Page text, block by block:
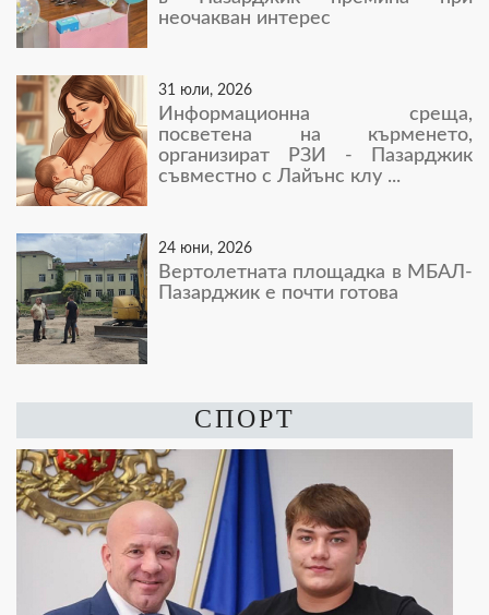
неочакван интерес
31 юли, 2026
Информационна среща,
посветена на кърменето,
организират РЗИ - Пазарджик
съвместно с Лайънс клу ...
24 юни, 2026
Вертолетната площадка в МБАЛ-
Пазарджик е почти готова
СПОРТ